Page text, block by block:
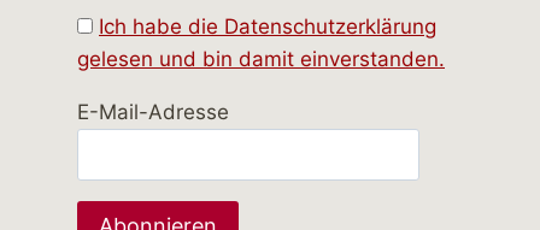
Ich habe die Datenschutzerklärung
gelesen und bin damit einverstanden.
E-Mail-Adresse